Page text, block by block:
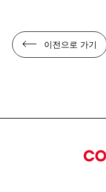
이전으로 가기